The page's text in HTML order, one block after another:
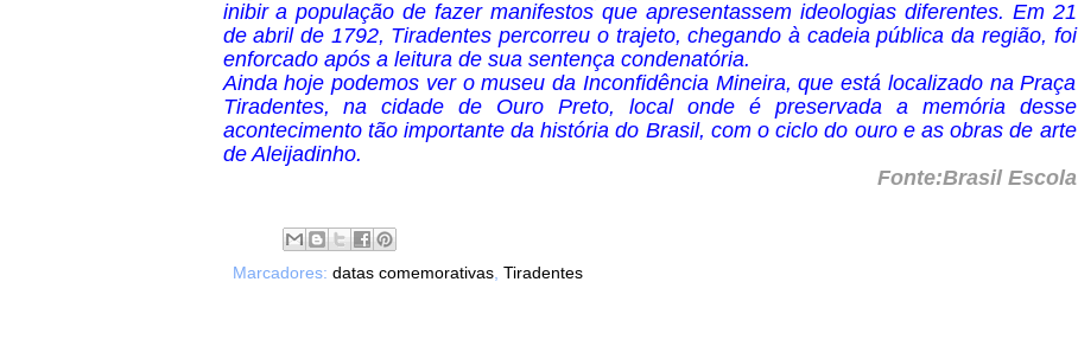
inibir a população de fazer manifestos que apresentassem ideologias diferentes. Em 21
de abril de 1792, Tiradentes percorreu o trajeto, chegando à cadeia pública da região, foi
enforcado após a leitura de sua sentença condenatória.
Ainda hoje podemos ver o museu da Inconfidência Mineira, que está localizado na Praça
Tiradentes, na cidade de Ouro Preto, local onde é preservada a memória desse
acontecimento tão importante da história do Brasil, com o ciclo do ouro e as obras de arte
de Aleijadinho.
Fonte:Brasil Escola
Marcadores: datas comemorativas, Tiradentes